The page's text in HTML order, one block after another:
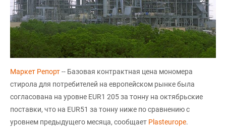
Маркет Репорт-- Базовая контрактная цена мономера
стирола для потребителей на европейском рынке была
согласована на уровне EUR1 205 за тонну на октябрьские
поставки, что на EUR51 за тонну ниже по сравнению с
уровнем предыдущего месяца, сообщает Plasteurope.